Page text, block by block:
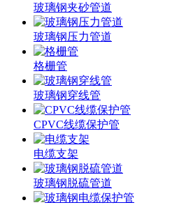
玻璃钢夹砂管道
玻璃钢压力管道
格栅管
玻璃钢穿线管
CPVC线缆保护管
电缆支架
玻璃钢脱硫管道